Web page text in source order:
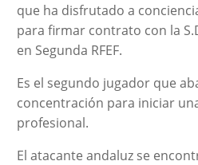
que ha disfrutado a
para firmar contrato con la
en Segunda RFEF.
Es el segundo jugador que
concentración para iniciar
profesional.
El atacante andaluz se